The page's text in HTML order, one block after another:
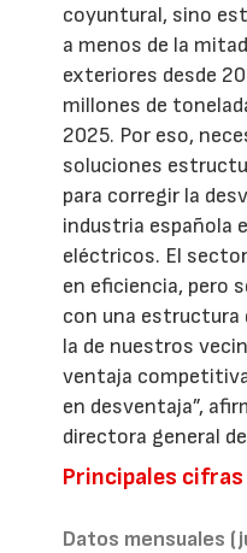
coyuntural, sino
a menos de la
exteriores desde
millones de
2025. Por eso,
soluciones
para corregir la
industria española
eléctricos. El
en eficiencia, pero
con una estructura
la de nuestros
ventaja
en desventaja”,
directora general
Principales
Datos mensuales